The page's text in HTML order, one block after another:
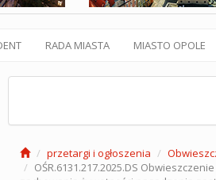
RADA MIASTA MIASTO OPOLE
przetargi i ogłoszenia
OŚR.6131.217.2025.DS